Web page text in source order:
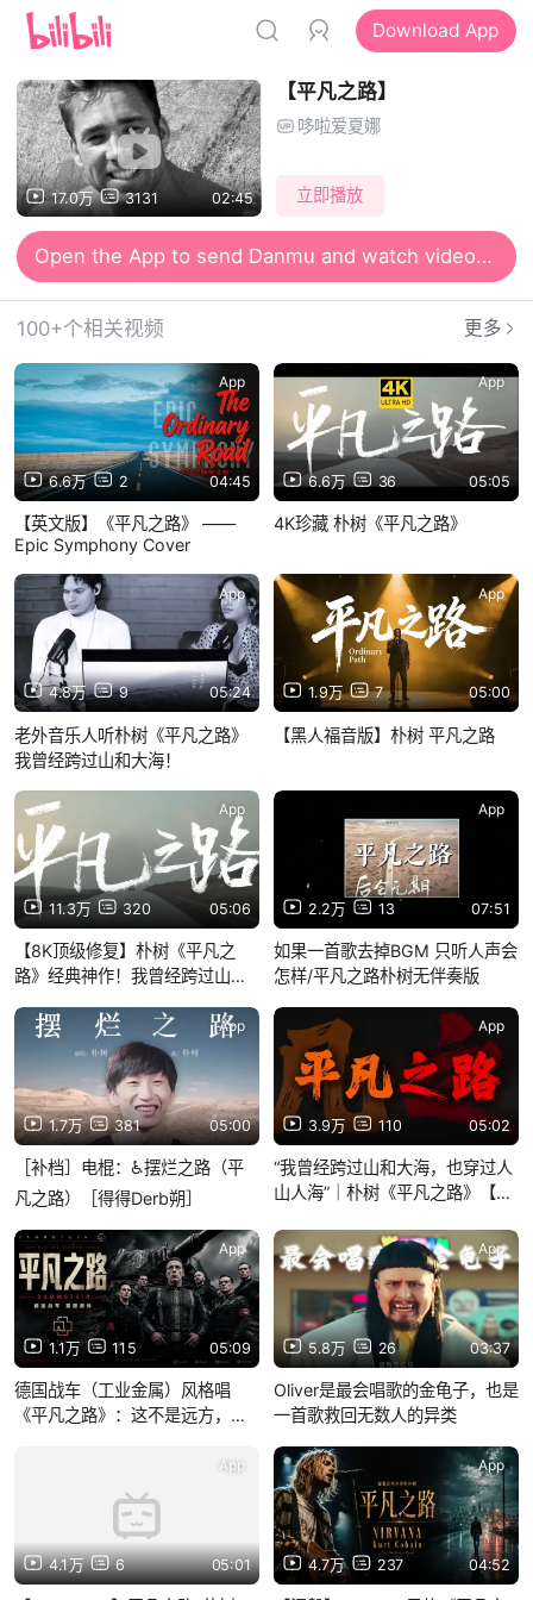
Download App
17.0万 3131 02:45
【平凡之路】
哆啦爱夏娜
立即播放
Open the App for smooth and high-definition viewing
100+个相关视频 更多
6.6万 2 04:45
App
【英文版】《平凡之路》 ——
Epic Symphony Cover
6.6万 36 05:05
App
4K珍藏 朴树《平凡之路》
4.8万 9 05:24
App
老外音乐人听朴树《平凡之路》
我曾经跨过山和大海！
1.9万 7 05:00
App
【黑人福音版】朴树 平凡之路
11.3万 320 05:06
App
【8K顶级修复】朴树《平凡之
路》经典神作！我曾经跨过山和
2.2万 13 07:51
App
如果一首歌去掉BGM 只听人声会
怎样/平凡之路朴树无伴奏版
1.7万 381 05:00
App
［补档］电棍：♿摆烂之路（平
凡之路）［得得Derb朔］
3.9万 110 05:02
App
“我曾经跨过山和大海，也穿过人
山人海”｜朴树《平凡之路》【无
1.1万 115 05:09
App
德国战车（工业金属）风格唱
《平凡之路》：这不是远方，是
5.8万 26 03:37
App
Oliver是最会唱歌的金龟子，也是
一首歌救回无数人的异类
4.1万 6 05:01
App
4.7万 237 04:52
App